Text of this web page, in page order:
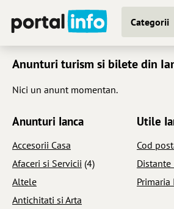
Categorii
Anunturi turism si bilete din
Nici un anunt momentan.
Anunturi Ianca
Accesorii Casa
Afaceri si Servicii (4)
Altele
Antichitati si Arta
Utile
Cod
Distante
Primaria